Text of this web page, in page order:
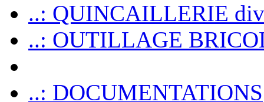
..: QUINCAILLERIE
..: OUTILLAGE
..: DOCUMENTATIONS